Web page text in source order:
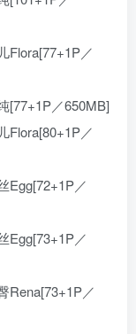
Flora[77+1P／
[77+1P／650MB]
Flora[80+1P／
Egg[72+1P／
Egg[73+1P／
Rena[73+1P／